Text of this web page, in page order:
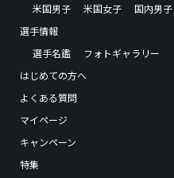
米国男子
米国女子 国内男子
選手情報
選手名鑑
フォトギャラリー
はじめての方へ
よくある質問
マイページ
キャンペーン
特集